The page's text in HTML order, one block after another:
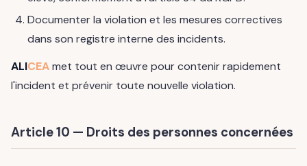
Documenter la violation et les mesures correctives
dans son registre interne des incidents.
ALICEAmet tout en œuvre pour contenir rapidement
l'incident et prévenir toute nouvelle violation.
Article 10 — Droits des personnes concernées